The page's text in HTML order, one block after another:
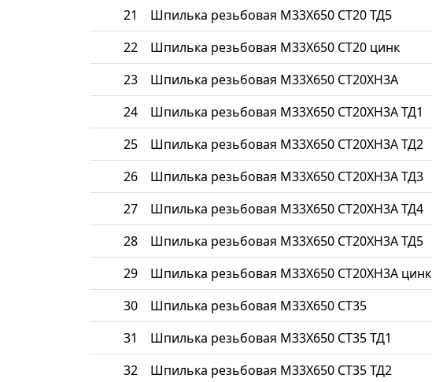
21 Шпилька резьбовая М33Х650 СТ20 ТД5
22 Шпилька резьбовая М33Х650 СТ20 цинк
23 Шпилька резьбовая М33Х650 СТ20ХН3А
24 Шпилька резьбовая М33Х650 СТ20ХН3А ТД1
25 Шпилька резьбовая М33Х650 СТ20ХН3А ТД2
26 Шпилька резьбовая М33Х650 СТ20ХН3А ТД3
27 Шпилька резьбовая М33Х650 СТ20ХН3А ТД4
28 Шпилька резьбовая М33Х650 СТ20ХН3А ТД5
29 Шпилька резьбовая М33Х650 СТ20ХН3А цинк
30 Шпилька резьбовая М33Х650 СТ35
31 Шпилька резьбовая М33Х650 СТ35 ТД1
32 Шпилька резьбовая М33Х650 СТ35 ТД2